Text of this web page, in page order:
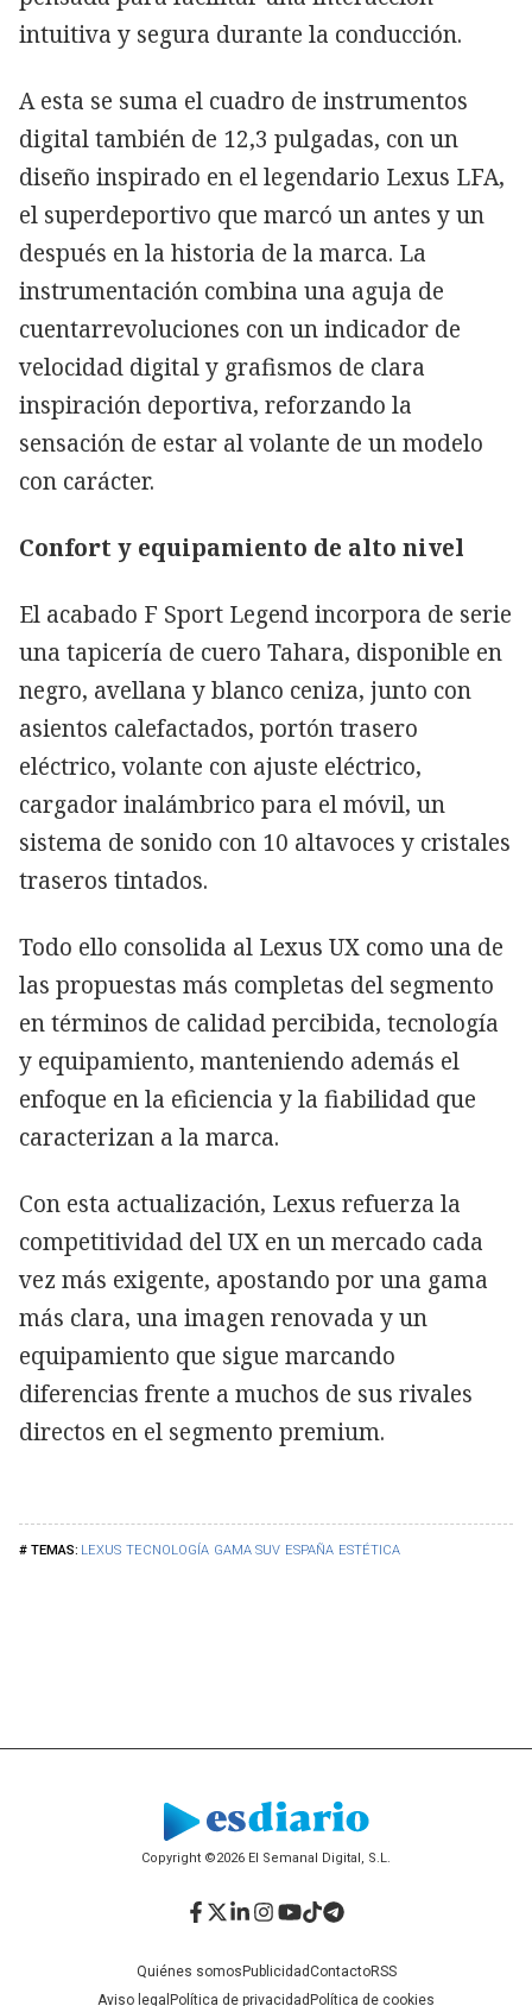
LEXUS TECNOLOGÍA GAMA SUV ESPAÑA ESTÉTICA
intuitiva y segura durante la conducción.
A esta se suma el cuadro de instrumentos
digital también de 12,3 pulgadas, con un
diseño inspirado en el legendario Lexus LFA,
el superdeportivo que marcó un antes y un
después en la historia de la marca. La
instrumentación combina una aguja de
cuentarrevoluciones con un indicador de
velocidad digital y grafismos de clara
inspiración deportiva, reforzando la
sensación de estar al volante de un modelo
con carácter.
Confort y equipamiento de alto nivel
El acabado F Sport Legend incorpora de serie
una tapicería de cuero Tahara, disponible en
negro, avellana y blanco ceniza, junto con
asientos calefactados, portón trasero
eléctrico, volante con ajuste eléctrico,
cargador inalámbrico para el móvil, un
sistema de sonido con 10 altavoces y cristales
traseros tintados.
Todo ello consolida al Lexus UX como una de
las propuestas más completas del segmento
en términos de calidad percibida, tecnología
y equipamiento, manteniendo además el
enfoque en la eficiencia y la fiabilidad que
caracterizan a la marca.
Con esta actualización, Lexus refuerza la
competitividad del UX en un mercado cada
vez más exigente, apostando por una gama
más clara, una imagen renovada y un
equipamiento que sigue marcando
diferencias frente a muchos de sus rivales
directos en el segmento premium.
Copyright ©2026 El Semanal Digital, S.L.
Quiénes somos PublicidadContactoRSS
Aviso legal Política de privacidad Política de cookies
Facebook
Twitter
LinkedIn
Instagram
YouTube
TikTok
Telegram